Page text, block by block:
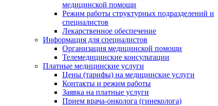
медицинской помощи
Режим работы структурных подразделений и
специалистов
Лекарственное обеспечение
Информация для специалистов
Организация медицинской помощи
Телемедицинские консультации
Платные медицинские услуги
Цены (тарифы) на медицинские услуги
Контакты и режим работы
Заявка на платные услуги
Прием врача-онколога (гинеколога)